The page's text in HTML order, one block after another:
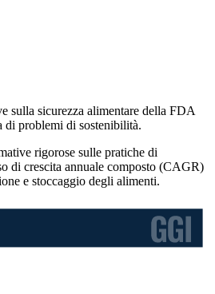
sulla sicurezza alimentare della FDA
di problemi di sostenibilità.
rigorose sulle pratiche di
di crescita annuale composto (CAGR)
e stoccaggio degli alimenti.